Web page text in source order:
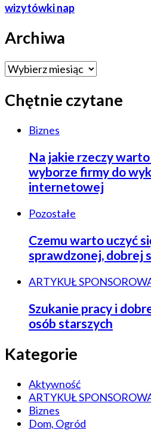
wizytówki nap
Archiwa
Archiwa
Chętnie czytane
Biznes
Na jakie rzeczy
wyborze firmy do
internetowej
Pozostałe
Czemu warto uczyć
sprawdzonej, dobrej
ARTYKUŁ
Szukanie pracy i
osób starszych
Kategorie
Aktywność
ARTYKUŁ
Biznes
Dom, Ogród